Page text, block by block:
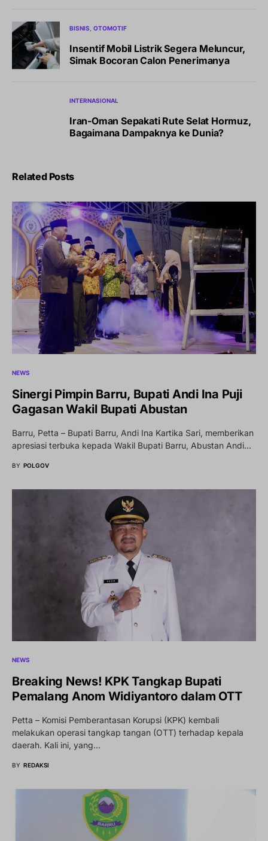
BISNIS OTOMOTIF
Insentif Mobil Listrik Segera Meluncur,
Simak Bocoran Calon Penerimanya
INTERNASIONAL
Iran-Oman Sepakati Rute Selat Hormuz,
Bagaimana Dampaknya ke Dunia?
Related Posts
NEWS
Sinergi Pimpin Barru, Bupati Andi Ina Puji
Gagasan Wakil Bupati Abustan
Barru, Petta – Bupati Barru, Andi Ina Kartika Sari, memberikan
apresiasi terbuka kepada Wakil Bupati Barru, Abustan Andi…
BY POLGOV
NEWS
Breaking News! KPK Tangkap Bupati
Pemalang Anom Widiyantoro dalam OTT
Petta – Komisi Pemberantasan Korupsi (KPK) kembali
melakukan operasi tangkap tangan (OTT) terhadap kepala
daerah. Kali ini, yang…
BY REDAKSI